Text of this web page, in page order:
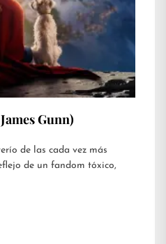
Gunn)
de las cada vez más
de un fandom tóxico,